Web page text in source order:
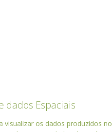
dados Espaciais
visualizar os dados produzidos no